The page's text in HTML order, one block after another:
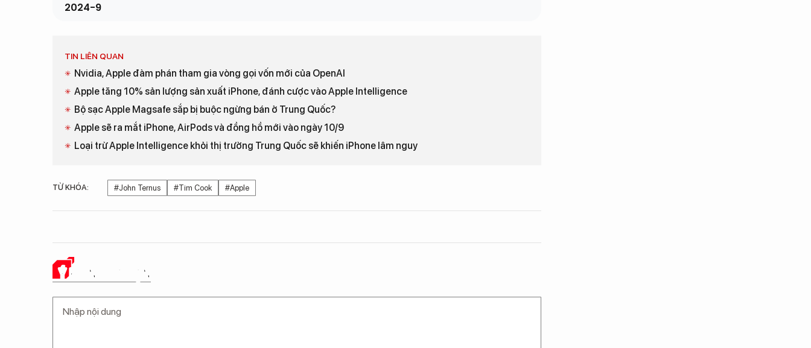
2024-9
TIN LIÊN QUAN
Nvidia, Apple đàm phán tham gia vòng gọi vốn mới của OpenAI
Apple tăng 10% sản lượng sản xuất iPhone, đánh cược vào Apple Intelligence
Bộ sạc Apple Magsafe sắp bị buộc ngừng bán ở Trung Quốc?
Apple sẽ ra mắt iPhone, AirPods và đồng hồ mới vào ngày 10/9
Loại trừ Apple Intelligence khỏi thị trường Trung Quốc sẽ khiến iPhone lâm nguy
TỪ KHÓA: #John Ternus #Tim Cook #Apple
Ý KIẾN CỦA BẠN